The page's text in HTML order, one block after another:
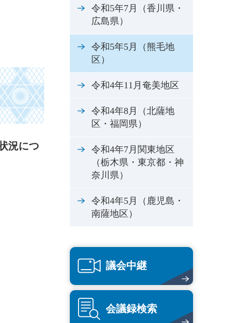
況につ
令和5年7月（香川県・
広島県）
令和5年5月（熊毛地
区）
令和4年11月奄美地区
令和4年8月（北薩地
区・福岡県）
令和4年7月関東地区
（栃木県・東京都・神
奈川県）
令和4年5月（鹿児島・
南薩地区）
議会中継
会議録検索